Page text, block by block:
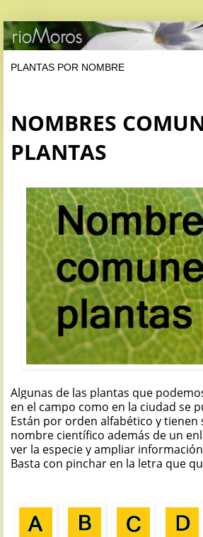
NOMBRES
PLANTAS
Algunas de las plantas que
en el campo como en la ciudad se
Están por orden alfabético y
nombre científico además de un
ver la especie y ampliar
Basta con pinchar en la letra que